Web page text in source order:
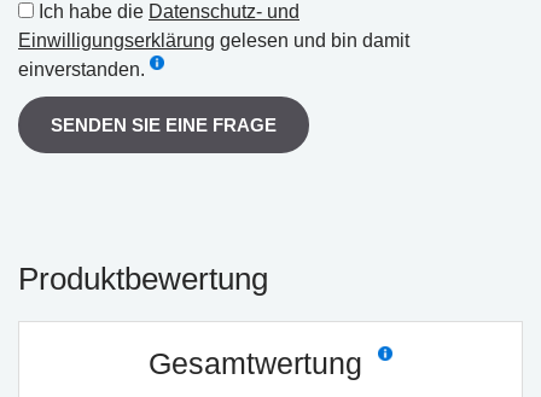
Ich habe die Datenschutz- und
Einwilligungserklärung gelesen und bin damit
einverstanden.
SENDEN SIE EINE FRAGE
Produktbewertung
Gesamtwertung